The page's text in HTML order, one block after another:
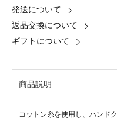
発送について
返品交換について
ギフトについて
商品説明
コットン糸を使用し、ハンド